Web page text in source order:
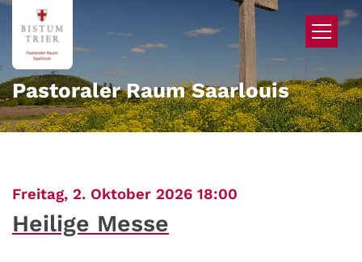
Zum Inhalt springen
Pastoraler Raum Saarlouis
Freitag, 2. Oktober 2026 18:00
Heilige Messe